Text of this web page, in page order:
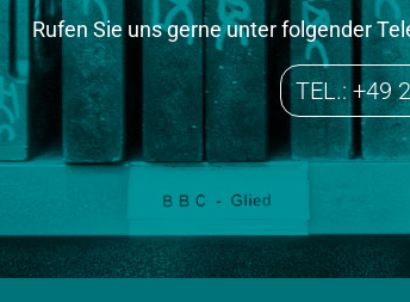
Rufen Sie uns gerne unter folgender
TEL.: +49